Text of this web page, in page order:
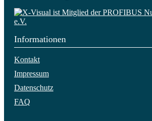
Informationen
Kontakt
Impressum
Datenschutz
FAQ